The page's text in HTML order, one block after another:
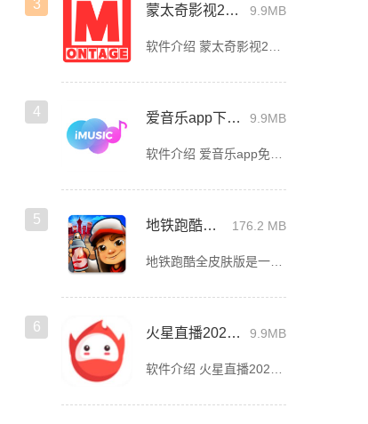
3 蒙太奇影视2025最新版本下载 9.9MB
软件介绍 蒙太奇影视2025最新版本是一款全面升级的追剧看片软件。它整合了好多不同平台的影视资源，让我们不
4 爱音乐app下载免费版 9.9MB
软件介绍 爱音乐app免费版是一款音乐播放软件，旨在为用户提供高品质的音乐体验。无论是流行音乐、古典乐、摇
5 地铁跑酷全皮肤版 176.2 MB
地铁跑酷全皮肤版是一款趣味性十足的休闲跑酷游戏，该游戏全3D酷跑，环游世界，每一个版本都会带你观赏一个城市的风采，全世界所有城市，在游戏中都有可能遇见，特色的地铁、特色的城市美景，在你眼中大方光彩，以
6 火星直播2025最新版 9.9MB
软件介绍 火星直播2025最新版是一款内容精彩的直播平台，全天24小时带来不间断的直播可观看。包含数十种截